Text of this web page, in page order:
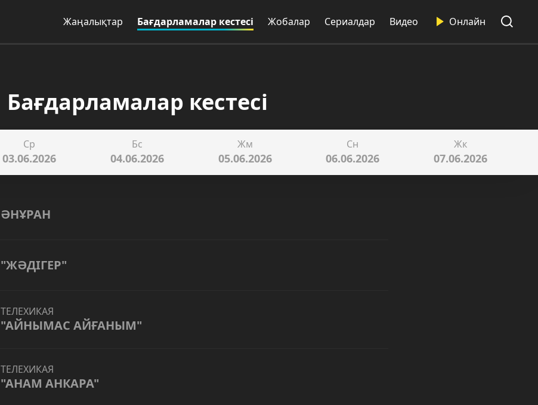
Жаңалықтар Бағдарламалар кестесі Жобалар Сериалдар Видео Онлайн
Бағдарламалар кестесі
Ср
03.06.2026
Бс
04.06.2026
Жм
05.06.2026
Сн
06.06.2026
Жк
07.06.2026
ӘНҰРАН
"ЖӘДІГЕР"
ТЕЛЕХИКАЯ
"АЙНЫМАС АЙҒАНЫМ"
ТЕЛЕХИКАЯ
"АНАМ АНКАРА"